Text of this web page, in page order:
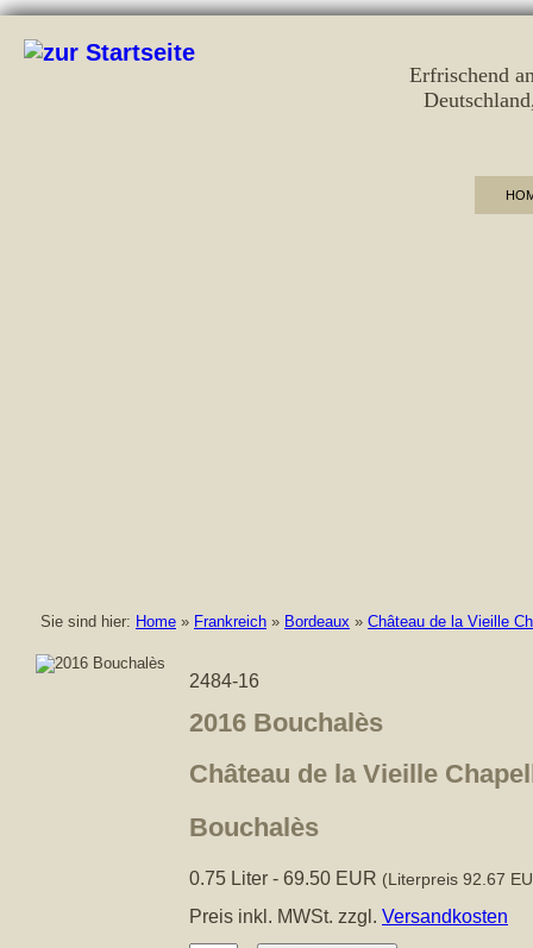
Erfrischend
Deutschland
Sie sind hier: Home » Frankreich » Bordeaux » Château de la Vieille
2484-16
2016 Bouchalès
Château de la Vieille
Bouchalès
0.75 Liter - 69.50 EUR (Literpreis 92.67
Preis inkl. MWSt. zzgl. Versandkosten